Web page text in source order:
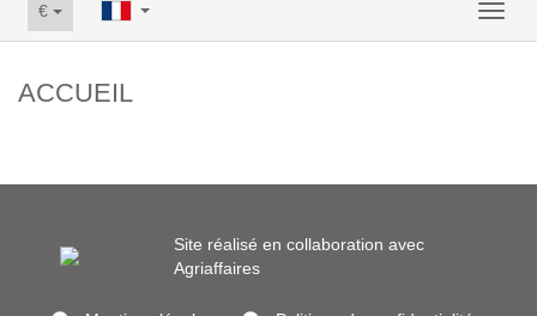
€
ACCUEIL
Site réalisé en collaboration avec
Agriaffaires